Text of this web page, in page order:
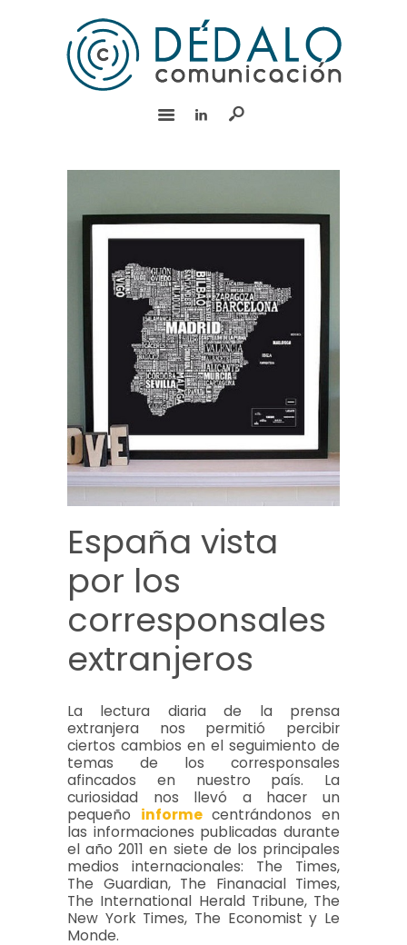
INICIO
SERVICIOS
CONTACTO
English
España vista
por los
corresponsales
extranjeros
La lectura diaria de la prensa
extranjera nos permitió percibir
ciertos cambios en el seguimiento de
temas de los corresponsales
afincados en nuestro país. La
curiosidad nos llevó a hacer un
pequeño informecentrándonos en
las informaciones publicadas durante
el año 2011 en siete de los principales
medios internacionales: The Times,
The Guardian, The Finanacial Times,
The International Herald Tribune, The
New York Times, The Economist y Le
Monde.